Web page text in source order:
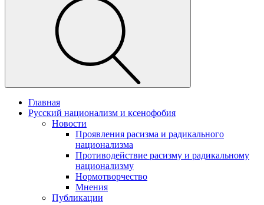
Главная
Русский национализм и ксенофобия
Новости
Проявления расизма и радикального
национализма
Противодействие расизму и радикальному
национализму
Нормотворчество
Мнения
Публикации